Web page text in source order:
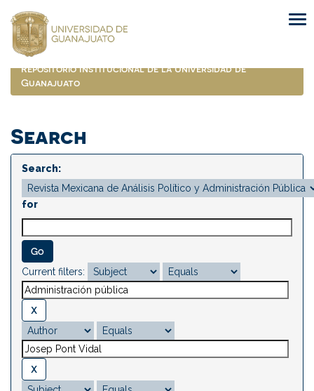
navigation
Repositorio Institucional de la Universidad de
Guanajuato
Search
Search:
for
Current filters: